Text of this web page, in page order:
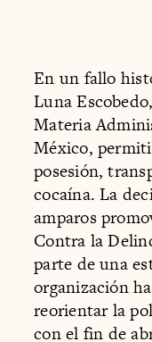
En un fallo
Luna
Materia
México,
posesión,
cocaína. La
amparos
Contra la
parte de una
organización
reorientar la
con el fin de